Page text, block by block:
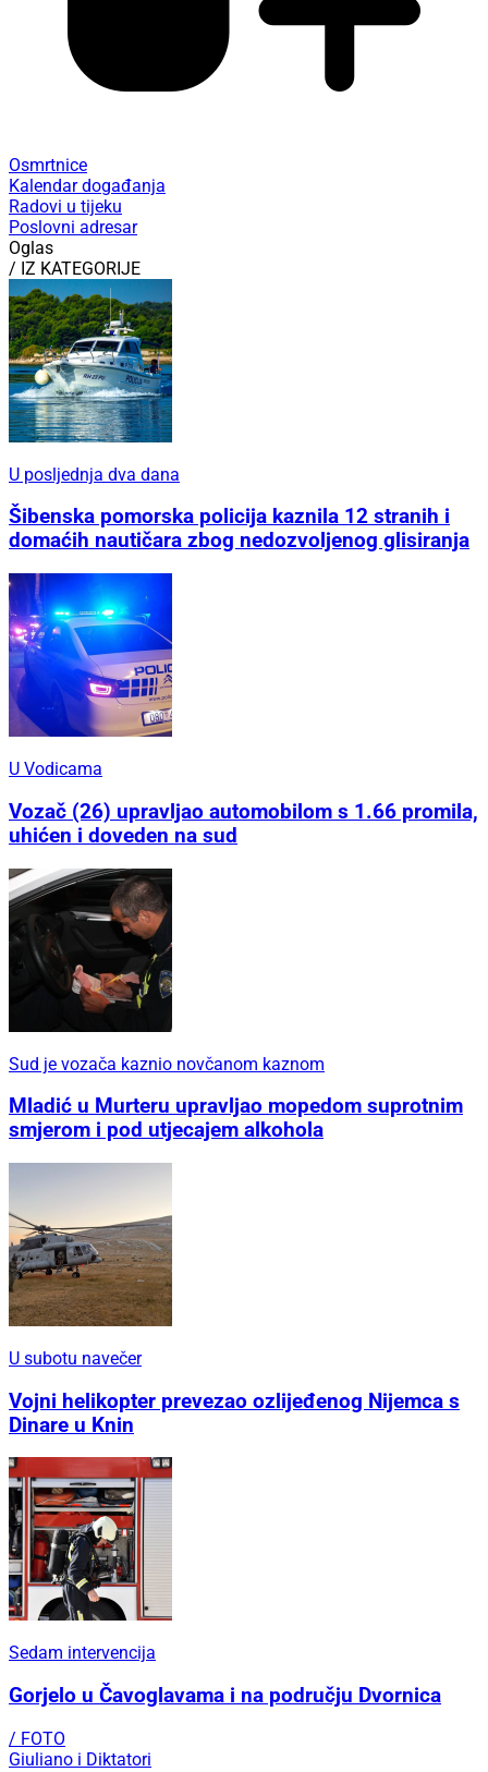
Osmrtnice
Kalendar događanja
Radovi u tijeku
Poslovni adresar
Oglas
/ IZ KATEGORIJE
U posljednja dva dana
Šibenska pomorska policija kaznila 12 stranih i
domaćih nautičara zbog nedozvoljenog glisiranja
U Vodicama
Vozač (26) upravljao automobilom s 1.66 promila,
uhićen i doveden na sud
Sud je vozača kaznio novčanom kaznom
Mladić u Murteru upravljao mopedom suprotnim
smjerom i pod utjecajem alkohola
U subotu navečer
Vojni helikopter prevezao ozlijeđenog Nijemca s
Dinare u Knin
Sedam intervencija
Gorjelo u Čavoglavama i na području Dvornica
/ FOTO
Giuliano i Diktatori